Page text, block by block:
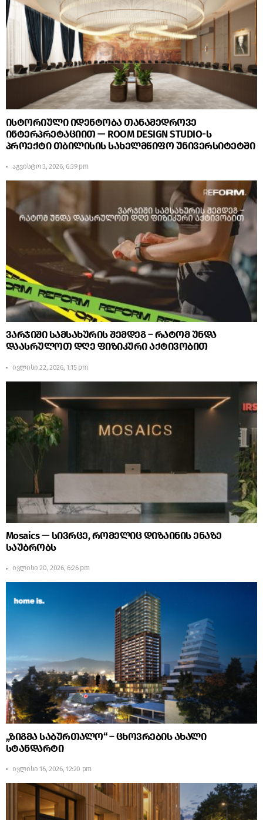
ისტორიული იდენტობა თანამედროვე
ინტერპრეტაციით — ROOM DESIGN STUDIO-ს
პროექტი თბილისის სახელმწიფო უნივერსიტეტში
აგვისტო 3, 2026, 6:39 pm
ვარჯიში სამსახურის შემდეგ – რატომ უნდა
დაასრულოთ დღე ფიზიკური აქტივობით
ივლისი 22, 2026, 1:15 pm
Mosaics — სივრცე, რომელიც დიზაინის ენაზე
საუბრობს
ივლისი 20, 2026, 6:26 pm
„ზიგმა საბურთალო“ – ცხოვრების ახალი
სტანდარტი
ივლისი 16, 2026, 12:20 pm